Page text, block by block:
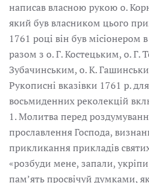
написав власною рукою о.
який був власником цього
1761 році він був місіонером
разом з о. Г. Костецьким, о. Г.
Зубачинським, о. К.
Рукописні вказівки 1761 р.
восьмиденних реколекцій
1. Молитва перед
прославлення Господа,
прикликання прикладів
«розбуди мене, запали,
пам’ять просвічуй думками,